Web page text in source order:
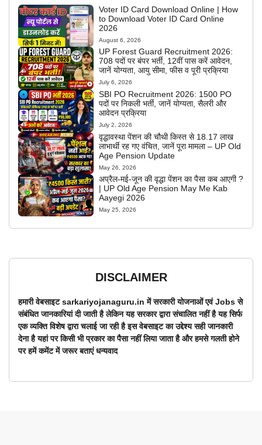
Voter ID Card Download Online | How
to Download Voter ID Card Online
2026
August 6, 2026
UP Forest Guard Recruitment 2026:
708 पदों पर बंपर भर्ती, 12वीं पास करें आवेदन,
जानें योग्यता, आयु सीमा, फीस व पूरी प्रक्रिया
July 6, 2026
SBI PO Recruitment 2026: 1500 PO
पदों पर निकली भर्ती, जानें योग्यता, सैलरी और
आवेदन प्रक्रिया
July 2, 2026
वृद्धावस्था पेंशन की चौथी किस्त से 18.17 लाख
लाभार्थी रह गए वंचित, जानें पूरा मामला – UP Old
Age Pension Update
May 26, 2026
अप्रैल-मई-जून की वृद्धा पेंशन का पैसा कब आएगी ?
| UP Old Age Pension May Me Kab
Aayegi 2026
May 25, 2026
DISCLAIMER
हमारी वेबसाइट sarkariyojanaguru.in में सरकारी योजनाओं एवं Jobs से
संबंधित जानकारियां दी जाती है लेकिन यह सरकार द्वारा संचालित नहीं है यह सिर्फ
एक व्यक्ति विशेष द्वारा चलाई जा रही है इस वेबसाइट का उद्देश्य सही जानकारी
देना है यहां पर किसी भी प्रकार का पैसा नहीं लिया जाता है और हमसे गलती होने
पर हमें कमेंट में जरूर बताएं धन्यवाद